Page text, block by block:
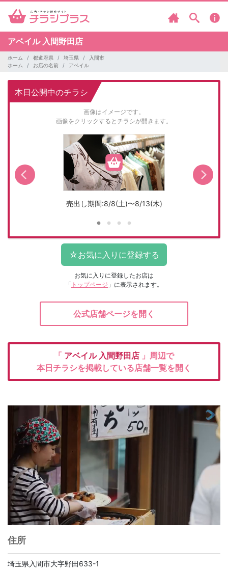
アベイル 入間野田店
ホーム 都道府県 埼玉県
入間市
ホーム
お店の名前 アベイル
本日公開中のチラシ
画像はイメージです。
画像をクリックするとチラシが開きます。
売出し期間:8/8(土)〜8/13(木)
お気に入りに登録したお店は
「 トップページ 」に表示されます。
公式店舗ページを開く
「 アベイル 入間野田店 」周辺で
本日チラシを掲載している店舗一覧を開く
住所
埼玉県入間市大字野田633-1